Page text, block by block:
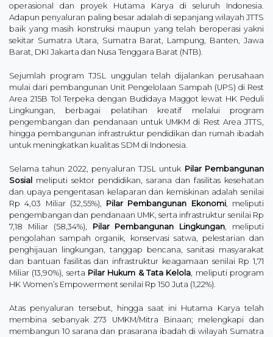
operasional dan proyek Hutama Karya di seluruh Indonesia.
Adapun penyaluran paling besar adalah di sepanjang wilayah JTTS
baik yang masih konstruksi maupun yang telah beroperasi yakni
sekitar Sumatra Utara, Sumatra Barat, Lampung, Banten, Jawa
Barat, DKI Jakarta dan Nusa Tenggara Barat (NTB).
Sejumlah program TJSL unggulan telah dijalankan perusahaan
mulai dari pembangunan Unit Pengelolaan Sampah (UPS) di Rest
Area 215B Tol Terpeka dengan Budidaya Maggot lewat HK Peduli
Lingkungan, berbagai pelatihan kreatif melalui program
pengembangan dan pendanaan untuk UMKM di Rest Area JTTS,
hingga pembangunan infrastruktur pendidikan dan rumah ibadah
untuk meningkatkan kualitas SDM di Indonesia.
Selama tahun 2022, penyaluran TJSL untuk Pilar Pembangunan
Sosial meliputi sektor pendidikan, sarana dan fasilitas kesehatan
dan upaya pengentasan kelaparan dan kemiskinan adalah senilai
Rp 4,03 Miliar (32,55%), Pilar Pembangunan Ekonomi, meliputi
pengembangan dan pendanaan UMK, serta infrastruktur senilai Rp
7,18 Miliar (58,34%),
Pilar Pembangunan Lingkungan , meliputi
pengolahan sampah organik, konservasi satwa, pelestarian dan
penghijauan lingkungan, tanggap bencana, sanitasi masyarakat
dan bantuan fasilitas dan infrastruktur keagamaan senilai Rp 1,71
Miliar (13,90%), serta Pilar Hukum & Tata Kelola , meliputi program
HK Women’s Empowerment senilai Rp 150 Juta (1,22%).
Atas penyaluran tersebut, hingga saat ini Hutama Karya telah
membina sebanyak 273 UMKM/Mitra Binaan; melengkapi dan
membangun 10 sarana dan prasarana ibadah di wilayah Sumatra